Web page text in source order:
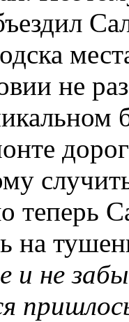
не
теперь
на
и не